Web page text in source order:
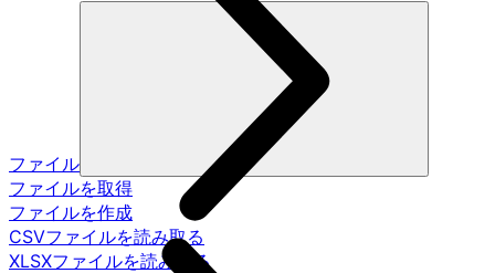
ファイル
ファイルを取得
ファイルを作成
CSVファイルを読み取る
XLSXファイルを読み取る